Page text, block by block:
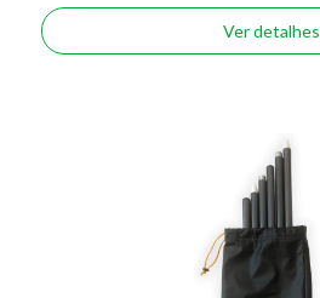
Ver detalhes